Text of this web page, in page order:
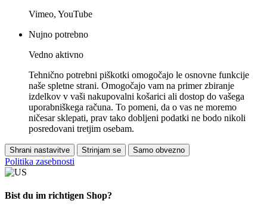
Vimeo, YouTube
Nujno potrebno
Vedno aktivno
Tehnično potrebni piškotki omogočajo le osnovne funkcije
naše spletne strani. Omogočajo vam na primer zbiranje
izdelkov v vaši nakupovalni košarici ali dostop do vašega
uporabniškega računa. To pomeni, da o vas ne moremo
ničesar sklepati, prav tako dobljeni podatki ne bodo nikoli
posredovani tretjim osebam.
Shrani nastavitve Strinjam se Samo obvezno
Politika zasebnosti
Bist du im richtigen Shop?